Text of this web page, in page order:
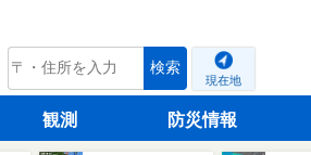
tenki.jp 検索
現在地
観測 防災情報